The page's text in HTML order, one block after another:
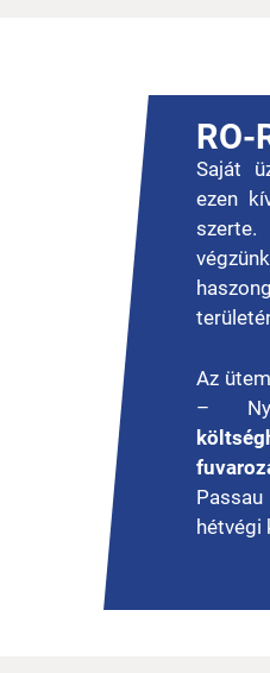
RO-
Saját
ezen
szerte.
Az
–
hétvégi